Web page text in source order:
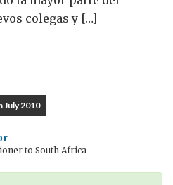
colegas y […]
July 2010
to South Africa